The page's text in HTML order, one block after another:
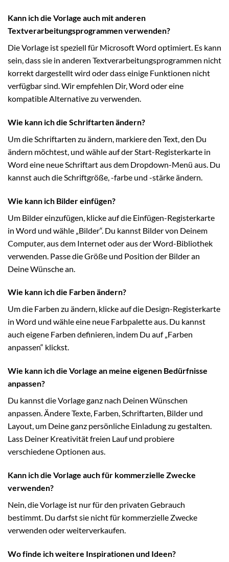
Kann ich die Vorlage auch mit anderen
Textverarbeitungsprogrammen verwenden?
Die Vorlage ist speziell für Microsoft Word optimiert. Es kann
sein, dass sie in anderen Textverarbeitungsprogrammen nicht
korrekt dargestellt wird oder dass einige Funktionen nicht
verfügbar sind. Wir empfehlen Dir, Word oder eine
kompatible Alternative zu verwenden.
Wie kann ich die Schriftarten ändern?
Um die Schriftarten zu ändern, markiere den Text, den Du
ändern möchtest, und wähle auf der Start-Registerkarte in
Word eine neue Schriftart aus dem Dropdown-Menü aus. Du
kannst auch die Schriftgröße, -farbe und -stärke ändern.
Wie kann ich Bilder einfügen?
Um Bilder einzufügen, klicke auf die Einfügen-Registerkarte
in Word und wähle „Bilder“. Du kannst Bilder von Deinem
Computer, aus dem Internet oder aus der Word-Bibliothek
verwenden. Passe die Größe und Position der Bilder an
Deine Wünsche an.
Wie kann ich die Farben ändern?
Um die Farben zu ändern, klicke auf die Design-Registerkarte
in Word und wähle eine neue Farbpalette aus. Du kannst
auch eigene Farben definieren, indem Du auf „Farben
anpassen“ klickst.
Wie kann ich die Vorlage an meine eigenen Bedürfnisse
anpassen?
Du kannst die Vorlage ganz nach Deinen Wünschen
anpassen. Ändere Texte, Farben, Schriftarten, Bilder und
Layout, um Deine ganz persönliche Einladung zu gestalten.
Lass Deiner Kreativität freien Lauf und probiere
verschiedene Optionen aus.
Kann ich die Vorlage auch für kommerzielle Zwecke
verwenden?
Nein, die Vorlage ist nur für den privaten Gebrauch
bestimmt. Du darfst sie nicht für kommerzielle Zwecke
verwenden oder weiterverkaufen.
Wo finde ich weitere Inspirationen und Ideen?